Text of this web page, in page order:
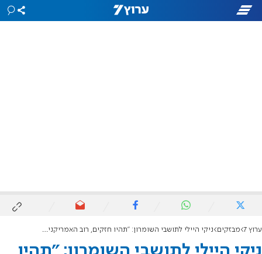
ערוץ 7 מבזקים ניקי היילי לתושבי השומרון: "תהיו חזקים, רוב האמריקנים איתכם, נמשיך להיות שותפים"